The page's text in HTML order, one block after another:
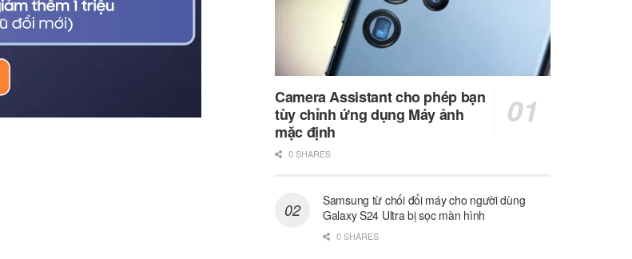
Camera Assistant cho phép bạn
tùy chỉnh ứng dụng Máy ảnh
mặc định
0 SHARES
Samsung từ chối đổi máy cho người dùng
Galaxy S24 Ultra bị sọc màn hình
0 SHARES